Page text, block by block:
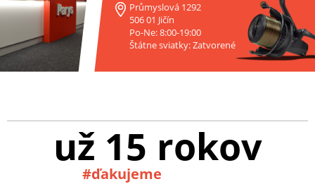
Průmyslová 1292
506 01 Jičín
Po-Ne: 8:00-19:00
Štátne sviatky: Zatvorené
už 15 rokov
#ďakujeme